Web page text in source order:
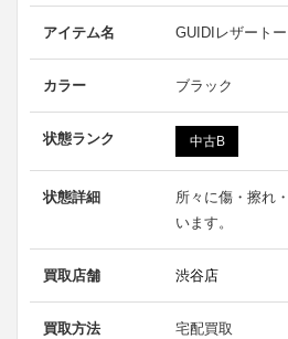
アイテム名 GUIDIレザート
カラー ブラック
状態ランク 中古B
状態詳細
所々に傷・擦れ
います。
買取店舗 渋谷店
買取方法 宅配買取